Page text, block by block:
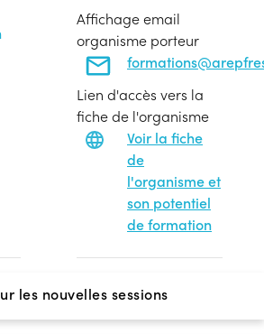
Affichage email
organisme porteur
Lien d'accès vers la
fiche de l'organisme
Voir la fiche
de
l'organisme et
son potentiel
de formation
les nouvelles sessions